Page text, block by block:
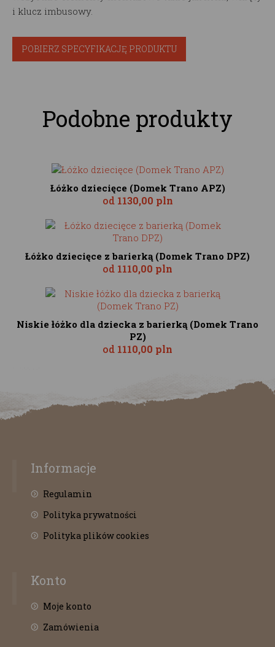
i klucz imbusowy.
POBIERZ SPECYFIKACJĘ PRODUKTU
Podobne produkty
Łóżko dziecięce (Domek Trano APZ)
od 1130,00 pln
Łóżko dziecięce z barierką (Domek Trano DPZ)
od 1110,00 pln
Niskie łóżko dla dziecka z barierką (Domek Trano
PZ)
od 1110,00 pln
Informacje
Regulamin
Polityka prywatności
Polityka plików cookies
Konto
Moje konto
Zamówienia